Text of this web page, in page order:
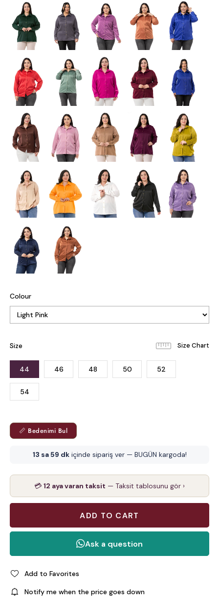
Colour
Size
44 46 48 50 52
54
📏 Bedenimi Bul
13 sa 59 dkiçinde sipariş ver — BUGÜN kargoda!
💳 12 aya varan taksit — Taksit tablosunu gör ›
Add to Favorites
Notify me when the price goes down